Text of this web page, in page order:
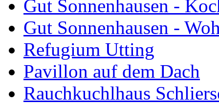
Gut Sonnenhausen -
Gut Sonnenhausen -
Refugium Utting
Pavillon auf dem Dach
Rauchkuchlhaus